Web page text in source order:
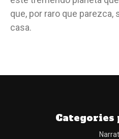
que, por raro que
casa.